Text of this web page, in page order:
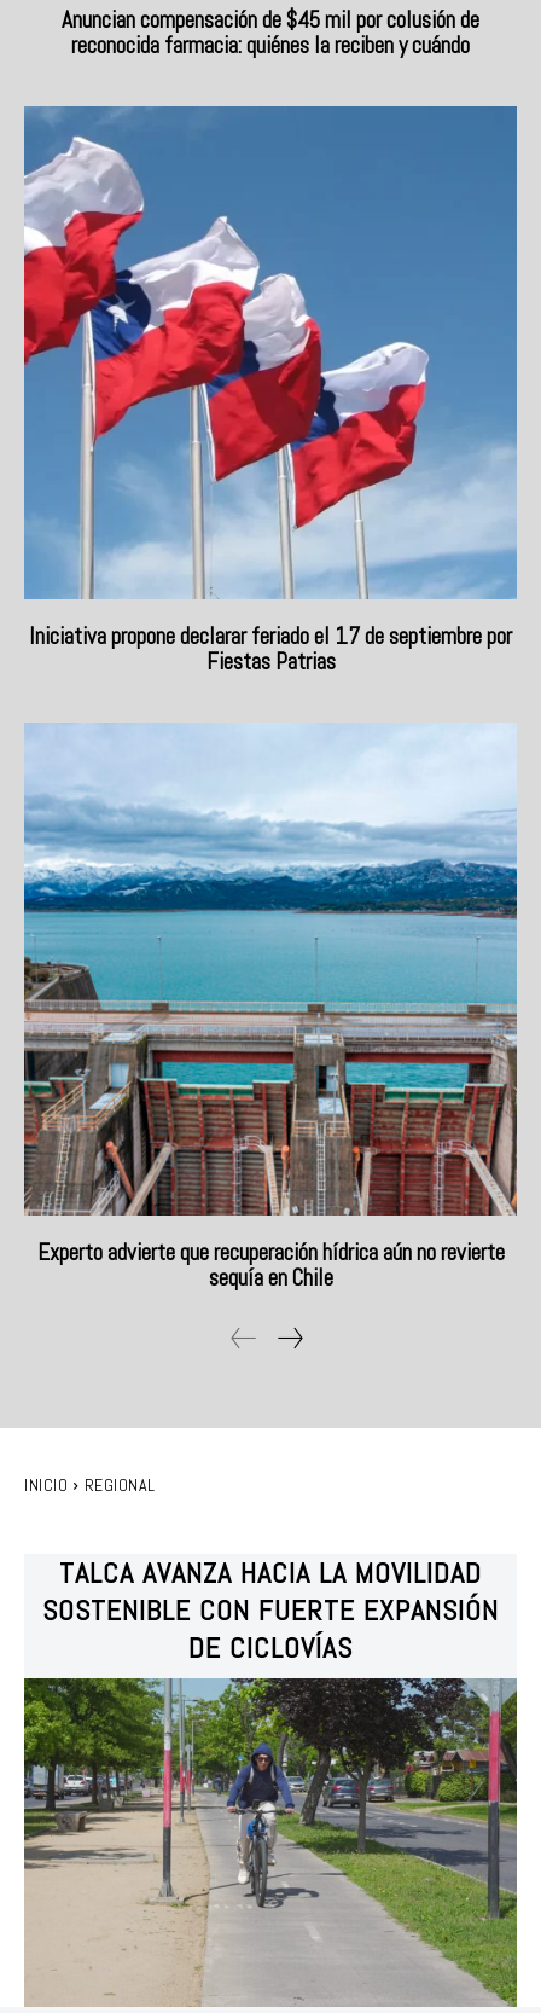
Anuncian compensación de $45 mil por colusión de
reconocida farmacia: quiénes la reciben y cuándo
Iniciativa propone declarar feriado el 17 de septiembre por
Fiestas Patrias
Experto advierte que recuperación hídrica aún no revierte
sequía en Chile